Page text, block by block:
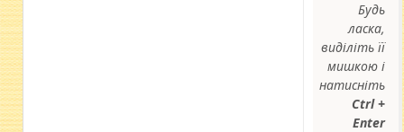
Будь
ласка,
виділіть її
мишкою і
натисніть
Ctrl +
Enter